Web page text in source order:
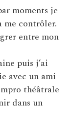
moments je
me contrôler.
entre mon
puis j’ai
avec un ami
théâtrale
dans un